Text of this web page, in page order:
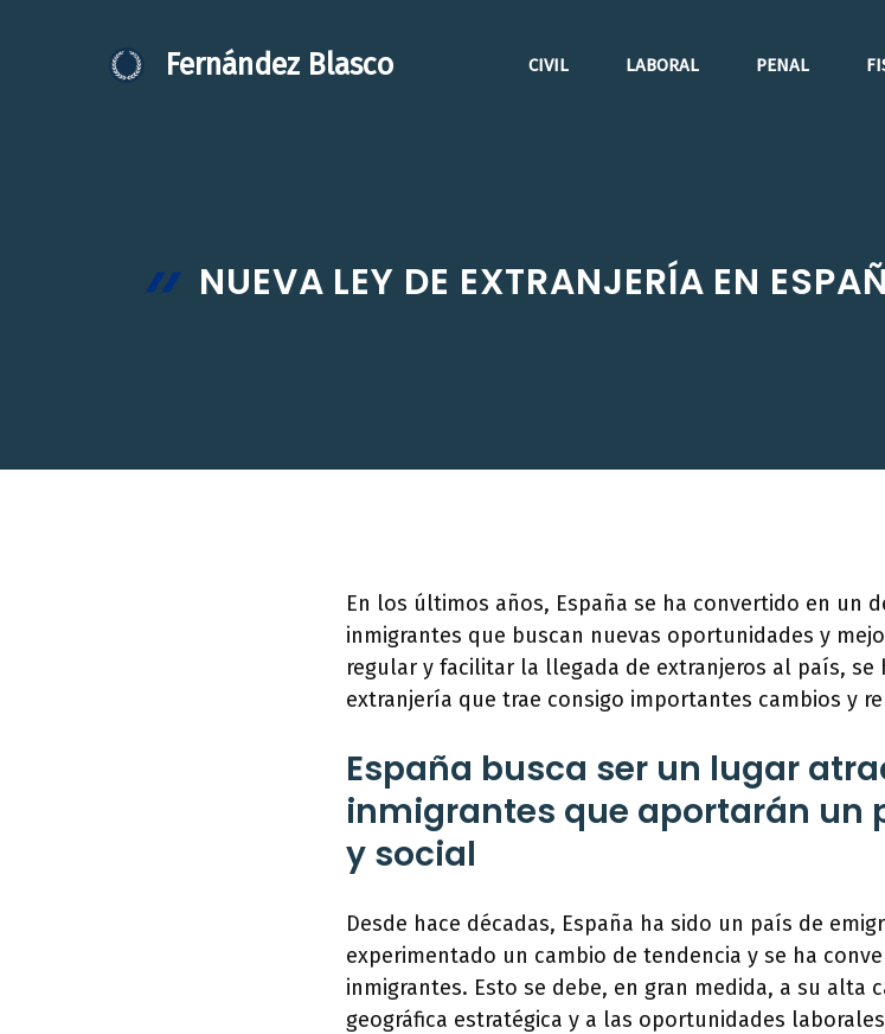
Fernández Blasco CIVIL LABORAL PENAL
NUEVA LEY DE EXTRANJERÍA EN
En los últimos años, España se ha convertido en un
inmigrantes que buscan nuevas oportunidades y
regular y facilitar la llegada de extranjeros al país, se
extranjería que trae consigo importantes cambios y
España busca ser un lugar
inmigrantes que aportarán un
y social
Desde hace décadas, España ha sido un país de
experimentado un cambio de tendencia y se ha
inmigrantes. Esto se debe, en gran medida, a su alta
geográfica estratégica y a las oportunidades